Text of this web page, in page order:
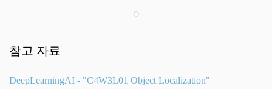
참고 자료
DeepLearningAI - "C4W3L01 Object Localization"